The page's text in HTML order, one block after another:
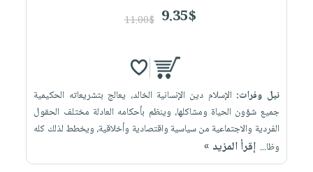
9.35$
11.00$
نيل وفرات: الإسلام دين الإنسانية الخالد، يعالج بتشريعاته الحكيمية
جميع شؤون الحياة ومشاكلها، وينظم بأحكامه العادلة مختلف الحقول
الفردية والاجتماعية من سياسية واقتصادية وأخلاقية، ويخطط لذلك كله
وظا... إقرأ المزيد »